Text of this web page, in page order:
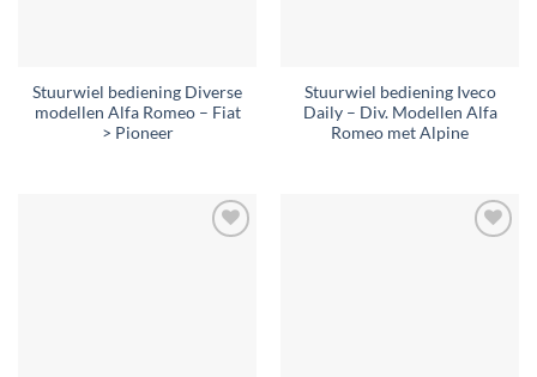
Stuurwiel bediening Diverse
modellen Alfa Romeo – Fiat
> Pioneer
Stuurwiel bediening Iveco
Daily – Div. Modellen Alfa
Romeo met Alpine